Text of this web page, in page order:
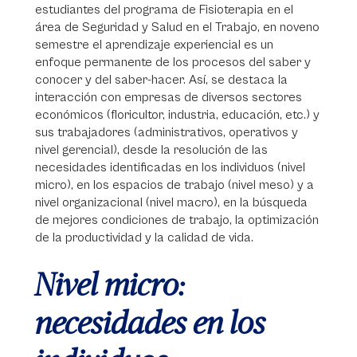
estudiantes del programa de Fisioterapia en el
área de Seguridad y Salud en el Trabajo, en noveno
semestre el aprendizaje experiencial es un
enfoque permanente de los procesos del saber y
conocer y del saber-hacer. Así, se destaca la
interacción con empresas de diversos sectores
económicos (floricultor, industria, educación, etc.) y
sus trabajadores (administrativos, operativos y
nivel gerencial), desde la resolución de las
necesidades identificadas en los individuos (nivel
micro), en los espacios de trabajo (nivel meso) y a
nivel organizacional (nivel macro), en la búsqueda
de mejores condiciones de trabajo, la optimización
de la productividad y la calidad de vida.
Nivel micro:
necesidades en los